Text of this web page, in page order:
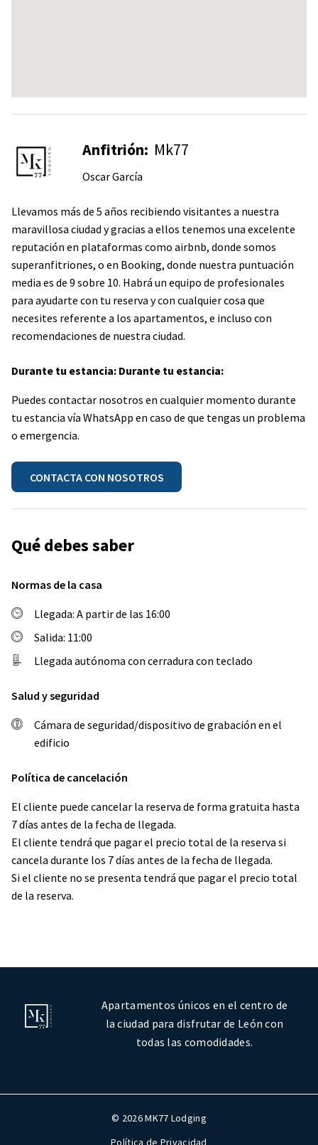
Anfitrión: Mk77
Oscar García
Llevamos más de 5 años recibiendo visitantes a nuestra
maravillosa ciudad y gracias a ellos tenemos una excelente
reputación en plataformas como airbnb, donde somos
superanfitriones, o en Booking, donde nuestra puntuación
media es de 9 sobre 10. Habrá un equipo de profesionales
para ayudarte con tu reserva y con cualquier cosa que
necesites referente a los apartamentos, e incluso con
recomendaciones de nuestra ciudad.
Durante tu estancia: Durante tu estancia:
Puedes contactar nosotros en cualquier momento durante
tu estancia vía WhatsApp en caso de que tengas un problema
o emergencia.
CONTACTA CON NOSOTROS
Qué debes saber
Normas de la casa
Llegada autónoma con cerradura con teclado
Llegada: A partir de las 16:00
Salida: 11:00
Salud y seguridad
Cámara de seguridad/dispositivo de grabación en el
edificio
Política de cancelación
El cliente puede cancelar la reserva de forma gratuita hasta
7 días antes de la fecha de llegada.
El cliente tendrá que pagar el precio total de la reserva si
cancela durante los 7 días antes de la fecha de llegada.
Si el cliente no se presenta tendrá que pagar el precio total
de la reserva.
Apartamentos únicos en el centro de
la ciudad para disfrutar de León con
todas las comodidades.
© 2026 MK77 Lodging
Política de Privacidad